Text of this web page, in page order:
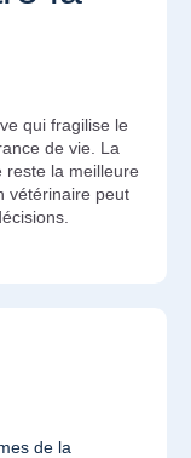
qui fragilise le
de vie. La
reste la meilleure
vétérinaire peut
de la